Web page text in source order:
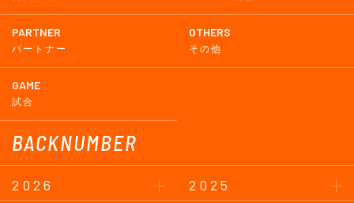
PARTNER
パートナー
OTHERS
その他
GAME
試合
BACKNUMBER
2026
2025